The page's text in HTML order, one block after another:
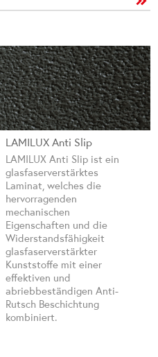
LAMILUX Anti Slip
LAMILUX Anti Slip ist ein
glasfaserverstärktes
Laminat, welches die
hervorragenden
mechanischen
Eigenschaften und die
Widerstandsfähigkeit
glasfaserverstärkter
Kunststoffe mit einer
effektiven und
abriebbeständigen Anti-
Rutsch Beschichtung
kombiniert.